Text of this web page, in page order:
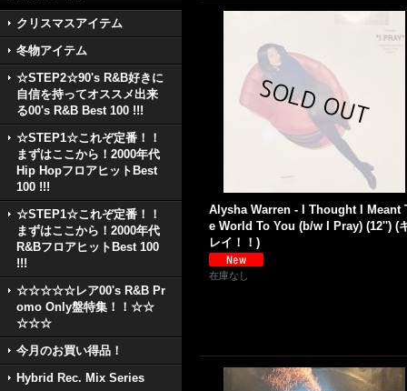
クリスマスアイテム
冬物アイテム
☆STEP2☆90's R&B好きに
自信を持ってオススメ出来
る00's R&B Best 100 !!!
☆STEP1☆これぞ定番！！
まずはここから！2000年代
Hip HopフロアヒットBest
100 !!!
☆STEP1☆これぞ定番！！
まずはここから！2000年代
R&BフロアヒットBest 100
!!!
☆☆☆☆☆レア00's R&B Pr
omo Only盤特集！！☆☆
☆☆☆
今月のお買い得品！
Hybrid Rec. Mix Series
Alysha Warren - I Thought I Meant
e World To You (b/w I Pray) (12'') (
レイ！！)
在庫なし